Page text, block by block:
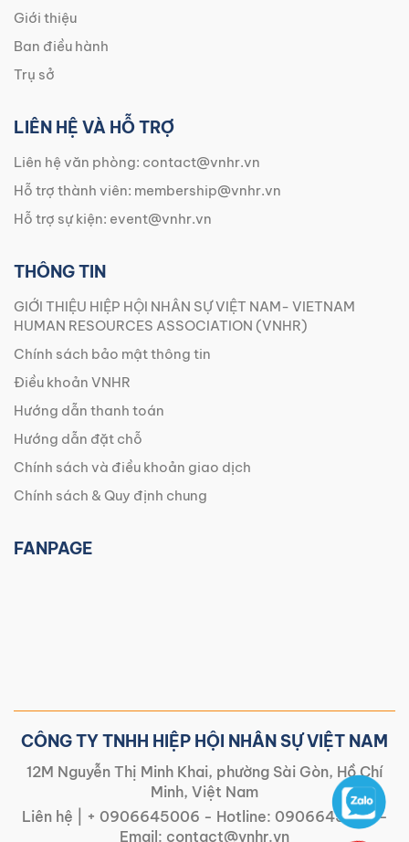
Giới thiệu
Ban điều hành
Trụ sở
LIÊN HỆ VÀ HỖ TRỢ
Liên hệ văn phòng: contact@vnhr.vn
Hỗ trợ thành viên: membership@vnhr.vn
Hỗ trợ sự kiện: event@vnhr.vn
THÔNG TIN
GIỚI THIỆU HIỆP HỘI NHÂN SỰ VIỆT NAM- VIETNAM
HUMAN RESOURCES ASSOCIATION (VNHR)
Chính sách bảo mật thông tin
Điều khoản VNHR
Hướng dẫn thanh toán
Hướng dẫn đặt chỗ
Chính sách và điều khoản giao dịch
Chính sách & Quy định chung
FANPAGE
CÔNG TY TNHH HIỆP HỘI NHÂN SỰ VIỆT NAM
12M Nguyễn Thị Minh Khai, phường Sài Gòn, Hồ Chí
Minh, Việt Nam
Liên hệ |
+ 0906645006 - Hotline: 0906645006-
Email: contact@vnhr.vn